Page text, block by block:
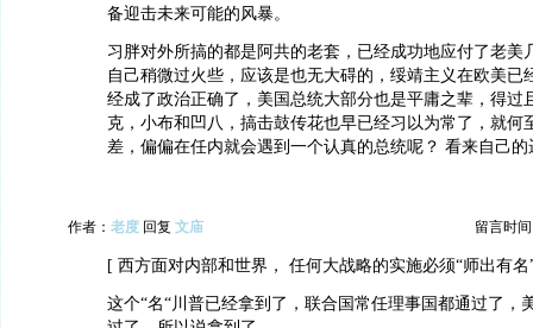
备迎击未来可能的风暴。
习胖对外所搞的都是阿共的老套，已经成功地应付了老美
自己稍微过火些，应该是也无大碍的，绥靖主义在欧美已
经成了政治正确了，美国总统大部分也是平庸之辈，得过
克，小布和凹八，搞击鼓传花也早已经习以为常了，就何
差，偏偏在任内就会遇到一个认真的总统呢？ 看来自己
作者： 老度 回复 文庙 留言时间
[ 西方面对内部和世界， 任何大战略的实施必须“师出有名
这个“名“川普已经拿到了，联合国常任理事国都通过了，